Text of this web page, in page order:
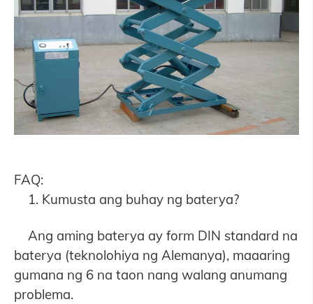
FAQ:
1. Kumusta ang buhay ng baterya?
Ang aming baterya ay form DIN standard na
baterya (teknolohiya ng Alemanya), maaaring
gumana ng 6 na taon nang walang anumang
problema.